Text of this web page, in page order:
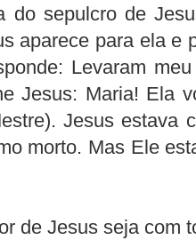
do sepulcro de
aparece para ela e
Levaram
Jesus: Maria! Ela
Jesus estava
morto. Mas Ele
de Jesus seja com